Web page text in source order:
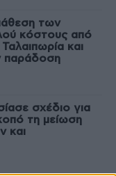
των
κόστους από
και
παράδοση
σχέδιο για
τη μείωση
και